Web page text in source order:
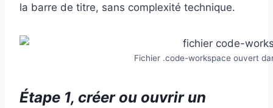
la barre de titre, sans complexité technique.
Fichier .code-workspace ouvert
Étape 1, créer ou ouvrir un